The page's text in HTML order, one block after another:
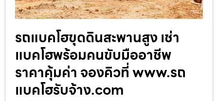
รถแบคโฮขุดดินสะพานสูง เช่า
แบคโฮพร้อมคนขับมืออาชีพ
ราคาคุ้มค่า จองคิวที่ www.รถ
แบคโฮรับจ้าง.com